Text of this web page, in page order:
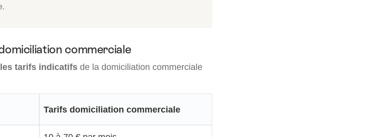
commerciale
les tarifs indicatifs de la domiciliation commerciale
Tarifs domiciliation commerciale